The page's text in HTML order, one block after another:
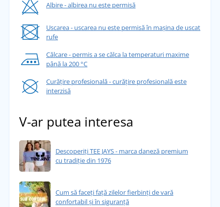
Albire - albirea nu este permisă
Uscarea - uscarea nu este permisă în mașina de uscat
rufe
Călcare - permis a se călca la temperaturi maxime
până la 200 °C
Curățire profesională - curățire profesională este
interzisă
V-ar putea interesa
Descoperiți TEE JAYS - marca daneză premium
cu tradiție din 1976
Cum să faceți față zilelor fierbinți de vară
confortabil și în siguranță